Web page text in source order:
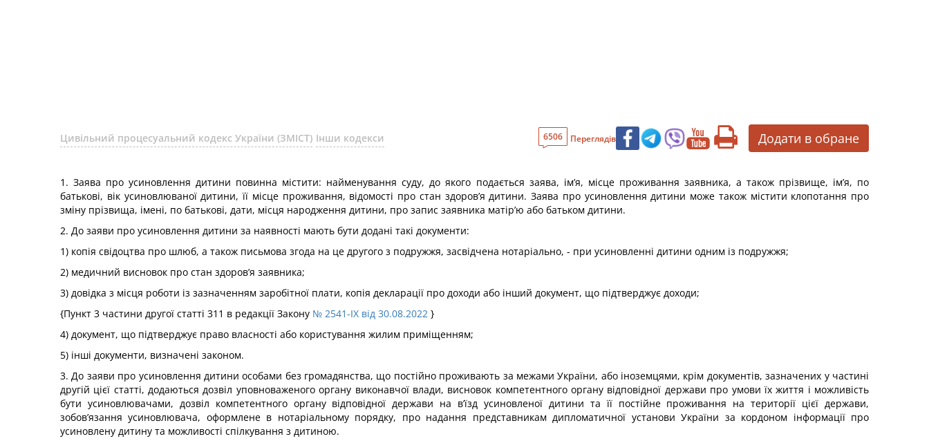
Цивільний процесуальний кодекс України (ЗМІСТ) Інши кодекси 6506 Переглядів Додати в обране
1. Заява про усиновлення дитини повинна містити: найменування суду, до якого подається заява, ім’я, місце проживання заявника, а також прізвище, ім’я, по
батькові, вік усиновлюваної дитини, її місце проживання, відомості про стан здоров’я дитини. Заява про усиновлення дитини може також містити клопотання про
зміну прізвища, імені, по батькові, дати, місця народження дитини, про запис заявника матір’ю або батьком дитини.
2. До заяви про усиновлення дитини за наявності мають бути додані такі документи:
1) копія свідоцтва про шлюб, а також письмова згода на це другого з подружжя, засвідчена нотаріально, - при усиновленні дитини одним із подружжя;
2) медичний висновок про стан здоров’я заявника;
3) довідка з місця роботи із зазначенням заробітної плати, копія декларації про доходи або інший документ, що підтверджує доходи;
{Пункт 3 частини другої статті 311 в редакції Закону № 2541-IX від 30.08.2022 }
4) документ, що підтверджує право власності або користування жилим приміщенням;
5) інші документи, визначені законом.
3. До заяви про усиновлення дитини особами без громадянства, що постійно проживають за межами України, або іноземцями, крім документів, зазначених у частині
другій цієї статті, додаються дозвіл уповноваженого органу виконавчої влади, висновок компетентного органу відповідної держави про умови їх життя і можливість
бути усиновлювачами, дозвіл компетентного органу відповідної держави на в’їзд усиновленої дитини та її постійне проживання на території цієї держави,
зобов’язання усиновлювача, оформлене в нотаріальному порядку, про надання представникам дипломатичної установи України за кордоном інформації про
усиновлену дитину та можливості спілкування з дитиною.